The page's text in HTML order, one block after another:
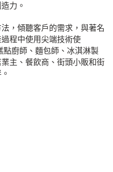
力。
，傾聽客戶的需求，與著名
程中使用尖端技術使
廚師、麵包師、冰淇淋製
主、餐飲商、街頭小販和街